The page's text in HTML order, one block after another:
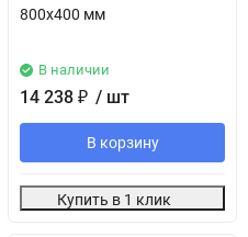
800х400 мм
В наличии
14 238 ₽ / шт
В корзину
Купить в 1 клик